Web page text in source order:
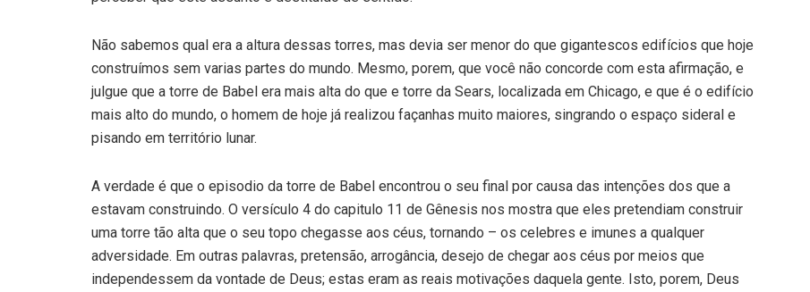
Não sabemos qual era a altura dessas torres, mas devia ser menor do que gigantescos edifícios que hoje
construímos sem varias partes do mundo. Mesmo, porem, que você não concorde com esta afirmação, e
julgue que a torre de Babel era mais alta do que e torre da Sears, localizada em Chicago, e que é o edifício
mais alto do mundo, o homem de hoje já realizou façanhas muito maiores, singrando o espaço sideral e
pisando em território lunar.
A verdade é que o episodio da torre de Babel encontrou o seu final por causa das intenções dos que a
estavam construindo. O versículo 4 do capitulo 11 de Gênesis nos mostra que eles pretendiam construir
uma torre tão alta que o seu topo chegasse aos céus, tornando – os celebres e imunes a qualquer
adversidade. Em outras palavras, pretensão, arrogância, desejo de chegar aos céus por meios que
independessem da vontade de Deus; estas eram as reais motivações daquela gente. Isto, porem, Deus